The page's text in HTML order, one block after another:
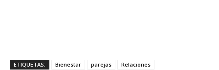
ETIQUETAS: Bienestar parejas Relaciones